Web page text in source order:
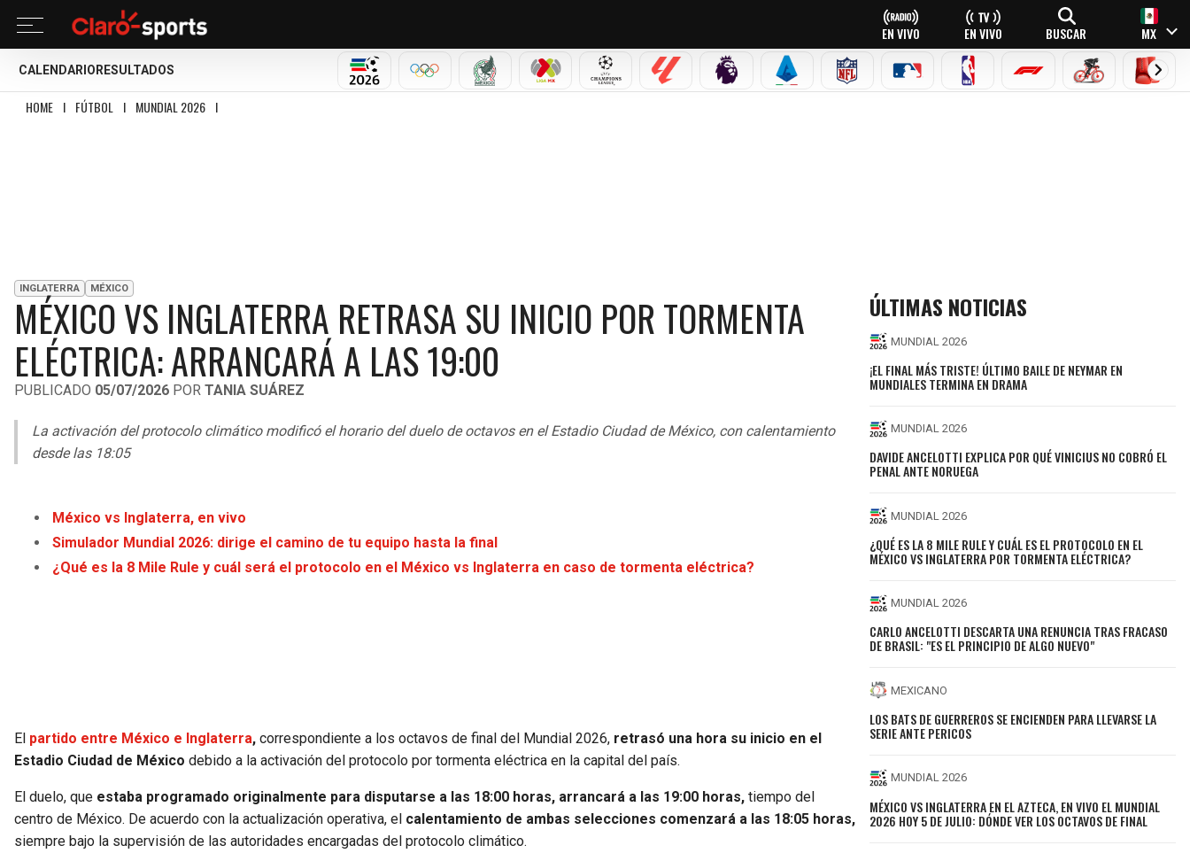
EN VIVO EN VIVO BUSCAR MX
CALENDARIO RESULTADOS
MUNDIAL 2026OLÍMPICOSSELECCIÓN MEXICANA
LIGA MX CHAMPIONS LEAGUE
LALIGA PREMIER LEAGUE
SERIE A NFL MLB NBA FÓRMULA 1CICLISMOBOXEO
HOME I FÚTBOL I MUNDIAL 2026 I
INGLATERRA MÉXICO
MÉXICO VS INGLATERRA RETRASA SU INICIO POR TORMENTA
ELÉCTRICA: ARRANCARÁ A LAS 19:00
PUBLICADO 05/07/2026 POR TANIA SUÁREZ
La activación del protocolo climático modificó el horario del duelo de octavos en el Estadio Ciudad de México, con calentamiento
desde las 18:05
México vs Inglaterra, en vivo
Simulador Mundial 2026: dirige el camino de tu equipo hasta la final
¿Qué es la 8 Mile Rule y cuál será el protocolo en el México vs Inglaterra en caso de tormenta eléctrica?
El partido entre México e Inglaterra, correspondiente a los octavos de final del Mundial 2026, retrasó una hora su inicio en el
Estadio Ciudad de México debido a la activación del protocolo por tormenta eléctrica en la capital del país.
El duelo, que estaba programado originalmente para disputarse a las 18:00 horas, arrancará a las 19:00 horas, tiempo del
centro de México. De acuerdo con la actualización operativa, el calentamiento de ambas selecciones comenzará a las 18:05 horas,
siempre bajo la supervisión de las autoridades encargadas del protocolo climático.
ÚLTIMAS NOTICIAS
MUNDIAL 2026
¡EL FINAL MÁS TRISTE! ÚLTIMO BAILE DE NEYMAR EN
MUNDIALES TERMINA EN DRAMA
MUNDIAL 2026
DAVIDE ANCELOTTI EXPLICA POR QUÉ VINICIUS NO COBRÓ EL
PENAL ANTE NORUEGA
MUNDIAL 2026
¿QUÉ ES LA 8 MILE RULE Y CUÁL ES EL PROTOCOLO EN EL
MÉXICO VS INGLATERRA POR TORMENTA ELÉCTRICA?
MUNDIAL 2026
CARLO ANCELOTTI DESCARTA UNA RENUNCIA TRAS FRACASO
DE BRASIL: "ES EL PRINCIPIO DE ALGO NUEVO"
MEXICANO
LOS BATS DE GUERREROS SE ENCIENDEN PARA LLEVARSE LA
SERIE ANTE PERICOS
MUNDIAL 2026
MÉXICO VS INGLATERRA EN EL AZTECA, EN VIVO EL MUNDIAL
2026 HOY 5 DE JULIO: DÓNDE VER LOS OCTAVOS DE FINAL